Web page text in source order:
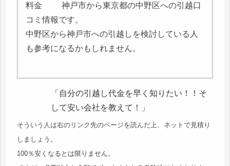
神戸市から東京都の中野区への引越口
コミ情報です。
中野区から神戸市への引越しを検討している人
も参考になるかもしれません。
「自分の引越し代金を早く知りたい！！そ
して安い会社を教えて！」
そういう人は右のリンク先のページを読んだ上、ネットで見積り
しましょう。
100％安くなるとは限りません。